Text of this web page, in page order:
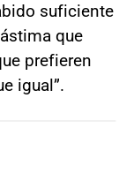
suficiente
que
prefieren
igual”.